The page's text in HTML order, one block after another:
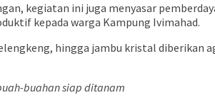
kegiatan ini juga menyasar
kepada warga Kampung Ivimahad.
hingga jambu kristal
buahan siap ditanam